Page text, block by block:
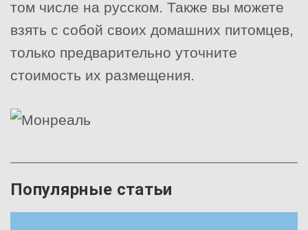
том числе на русском. Также вы можете
взять с собой своих домашних питомцев,
только предварительно уточните
стоимость их размещения.
Популярные статьи